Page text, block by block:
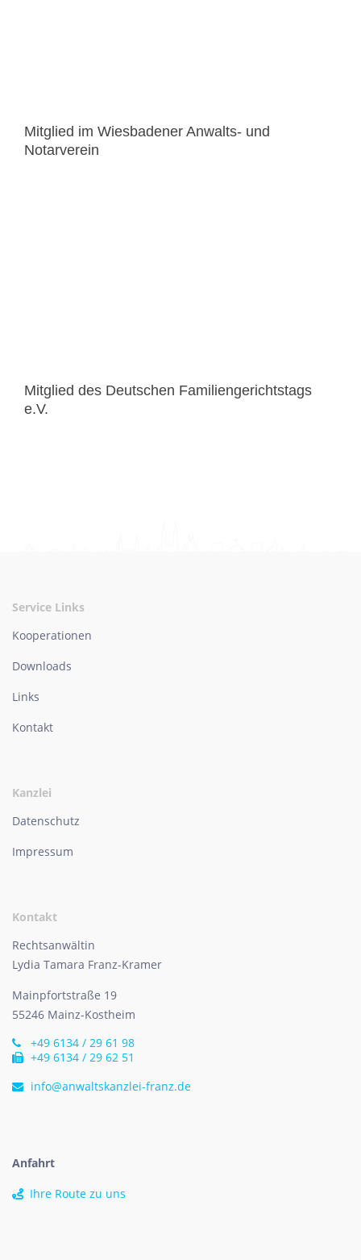
Mitglied im Wiesbadener Anwalts- und
Notarverein
Mitglied des Deutschen Familiengerichtstags
e.V.
Service Links
Kooperationen
Downloads
Links
Kontakt
Kanzlei
Datenschutz
Impressum
Kontakt
Rechtsanwältin
Lydia Tamara Franz-Kramer
Mainpfortstraße 19
55246 Mainz-Kostheim
+49 6134 / 29 61 98
+49 6134 / 29 62 51
info@anwaltskanzlei-franz.de
Anfahrt
Ihre Route zu uns